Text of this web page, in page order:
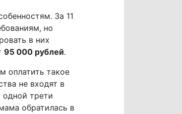
За 11
но
в них
95 000 рублей.
оплатить такое
не входят в
одной трети
обратилась в